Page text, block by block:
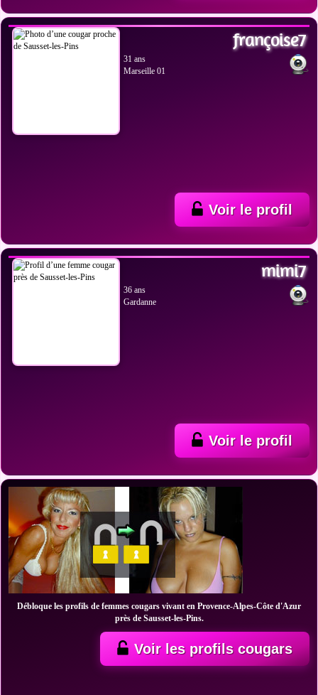
françoise7
31 ans
Marseille 01
Voir le profil
mimi7
36 ans
Gardanne
Voir le profil
Débloque les profils de femmes cougars vivant en Provence-Alpes-Côte d'Azur
près de Sausset-les-Pins.
Voir les profils cougars